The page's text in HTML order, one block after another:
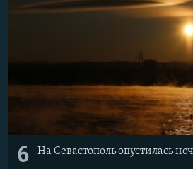
6 На Севастополь опустилась